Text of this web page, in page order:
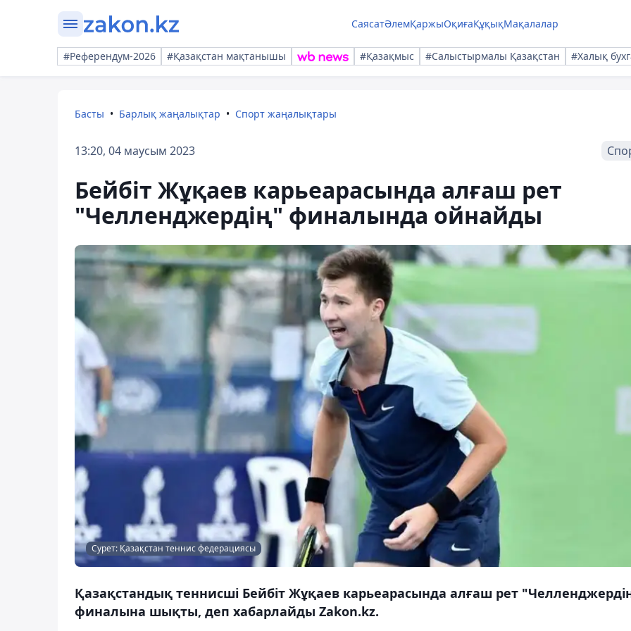
СаясатӘлемҚаржыОқиғаҚұқықМақалалар
#Референдум-2026 #Қазақстан мақтанышы #Қазақмыс #Салыстырмалы Қазақстан #Халық
Басты Барлық жаңалықтар Спорт жаңалықтары
13:20, 04 маусым 2023
Бейбіт Жұқаев карьеарасында алғаш рет
"Челленджердің" финалында ойнайды
Сурет: Қазақстан теннис федерациясы
Қазақстандық теннисші Бейбіт Жұқаев карьеарасында алғаш рет
финалына шықты, деп хабарлайды Zakon.kz.